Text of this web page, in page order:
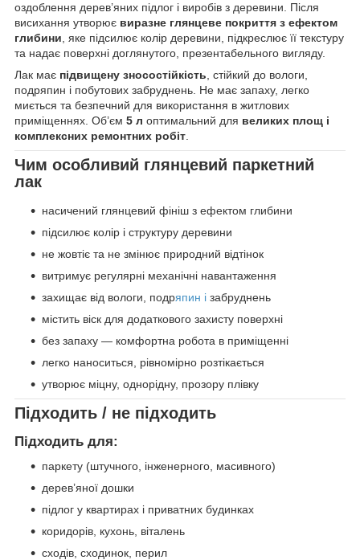
оздоблення дерев’яних підлог і виробів з деревини. Після
висихання утворює виразне глянцеве покриття з ефектом
глибини, яке підсилює колір деревини, підкреслює її текстуру
та надає поверхні доглянутого, презентабельного вигляду.
Лак має підвищену зносостійкість, стійкий до вологи,
подряпин і побутових забруднень. Не має запаху, легко
миється та безпечний для використання в житлових
приміщеннях. Об’єм 5 л оптимальний для великих площ і
комплексних ремонтних робіт.
Чим особливий глянцевий паркетний
лак
насичений глянцевий фініш з ефектом глибини
підсилює колір і структуру деревини
не жовтіє та не змінює природний відтінок
витримує регулярні механічні навантаження
захищає від вологи, подряпин і забруднень
містить віск для додаткового захисту поверхні
без запаху — комфортна робота в приміщенні
легко наноситься, рівномірно розтікається
утворює міцну, однорідну, прозору плівку
Підходить / не підходить
Підходить для:
паркету (штучного, інженерного, масивного)
дерев’яної дошки
підлог у квартирах і приватних будинках
коридорів, кухонь, віталень
сходів, сходинок, перил